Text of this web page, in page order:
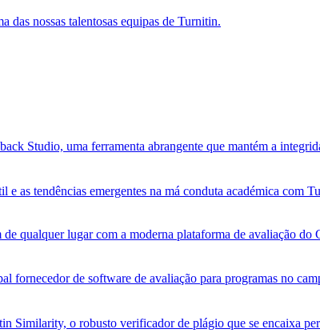
das nossas talentosas equipas de Turnitin.
Studio, uma ferramenta abrangente que mantém a
as tendências emergentes na má conduta académica com
qualquer lugar com a moderna plataforma de avaliação
fornecedor de software de avaliação para programas no
Similarity, o robusto verificador de plágio que se encaixa